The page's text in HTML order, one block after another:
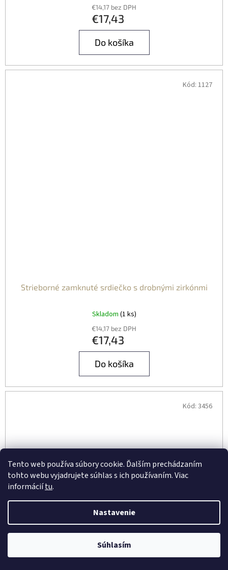
Tento web používa súbory cookie. Ďalším prechádzaním
tohto webu vyjadrujete súhlas s ich používaním. Viac
informáciítu.
Nastavenie
Súhlasím
€14,17 bez DPH
€17,43
Do košíka
Strieborné zamknuté srdiečko s drobnými zirkónmi
Skladom (1 ks)
€14,17 bez DPH
€17,43
Do košíka
Kód: 1127
Kód: 3456